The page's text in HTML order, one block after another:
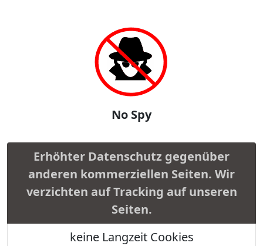
No Spy
Erhöhter Datenschutz gegenüber
anderen kommerziellen Seiten. Wir
verzichten auf Tracking auf unseren
Seiten.
keine Langzeit Cookies